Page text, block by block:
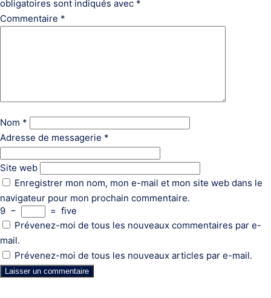
obligatoires sont indiqués avec *
Commentaire *
Nom *
Adresse de messagerie *
Site web
Enregistrer mon nom, mon e-mail et mon site web dans le
navigateur pour mon prochain commentaire.
9 − = five
Prévenez-moi de tous les nouveaux commentaires par e-
mail.
Prévenez-moi de tous les nouveaux articles par e-mail.